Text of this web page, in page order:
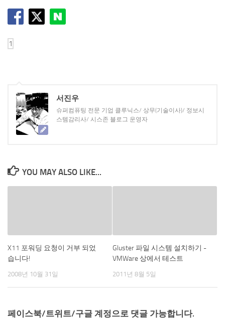
서진우
슈퍼컴퓨팅 전문 기업 클루닉스/ 상무(기술이사)/ 정보시
스템감리사/ 시스존 블로그 운영자
YOU MAY ALSO LIKE...
X11 포워딩 요청이 거부 되었
습니다!
2008년 10월 31일
Gluster 파일 시스템 설치하기 -
VMWare 상에서 테스트
2011년 8월 5일
페이스북/트위트/구글 계정으로 댓글 가능합니다.